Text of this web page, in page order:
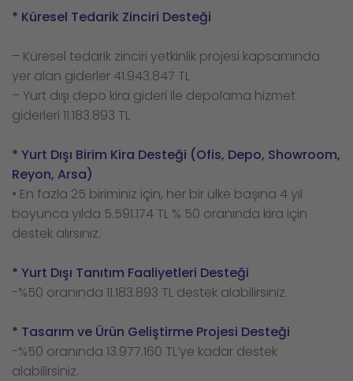
* Küresel Tedarik Zinciri Desteği
– Küresel tedarik zinciri yetkinlik projesi kapsamında
yer alan giderler 41.943.847 TL
– Yurt dışı depo kira gideri ile depolama hizmet
giderleri 11.183.893 TL
* Yurt Dışı Birim Kira Desteği (Ofis, Depo, Showroom,
Reyon, Arsa)
• En fazla 25 biriminiz için, her bir ülke başına 4 yıl
boyunca yılda 5.591.174 TL % 50 oranında kira için
destek alırsınız.
* Yurt Dışı Tanıtım Faaliyetleri Desteği
-%50 oranında 11.183.893 TL destek alabilirsiniz.
* Tasarım ve Ürün Geliştirme Projesi Desteği
-%50 oranında 13.977.160 TL’ye kadar destek
alabilirsiniz.